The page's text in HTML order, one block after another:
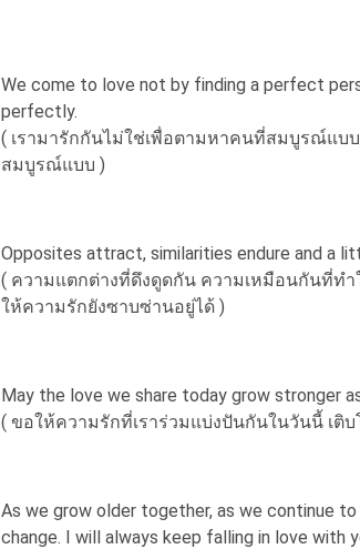
We come to love not by finding a perfect
perfectly.
( เรามารักกันไม่ใช่เพื่อตามหาคนที่สมบูรณ์แบ
สมบูรณ์แบบ )
Opposites attract, similarities endure and a
( ความแตกต่างที่ดึงดูดกัน ความเหมือนกันที่ท
ให้ความรักยังซาบซ่านอยู่ได้ )
May the love we share today grow stronger
( ขอให้ความรักที่เราร่วมแบ่งปันกันในวันนี้ เติ
As we grow older together, as we continue
change. I will always keep falling in love with